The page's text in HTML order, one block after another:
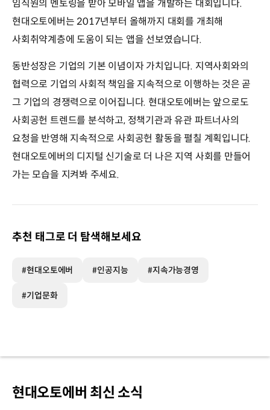
임직원의 멘토링을 받아 모바일 앱을 개발하는 대회입니다.
현대오토에버는 2017년부터 올해까지 대회를 개최해
사회취약계층에 도움이 되는 앱을 선보였습니다.
동반성장은 기업의 기본 이념이자 가치입니다. 지역사회와의
협력으로 기업의 사회적 책임을 지속적으로 이행하는 것은 곧
그 기업의 경쟁력으로 이어집니다. 현대오토에버는 앞으로도
사회공헌 트렌드를 분석하고, 정책기관과 유관 파트너사의
요청을 반영해 지속적으로 사회공헌 활동을 펼칠 계획입니다.
현대오토에버의 디지털 신기술로 더 나은 지역 사회를 만들어
가는 모습을 지켜봐 주세요.
추천 태그로 더 탐색해보세요
#현대오토에버 #인공지능 #지속가능경영
#기업문화
현대오토에버 최신 소식